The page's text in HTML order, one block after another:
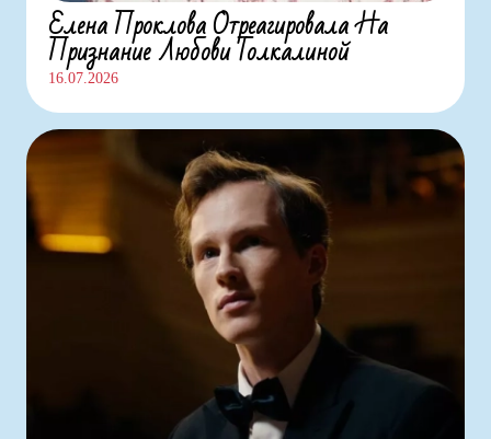
Елена Проклова Отреагировала На
Признание Любови Толкалиной
16.07.2026